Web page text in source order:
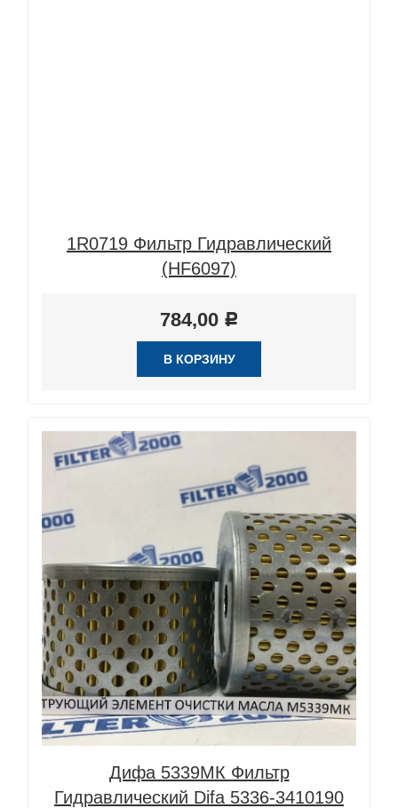
1R0719 Фильтр Гидравлический
(HF6097)
784,00 Р
В КОРЗИНУ
Дифа 5339МК Фильтр
Гидравлический Difa 5336-3410190